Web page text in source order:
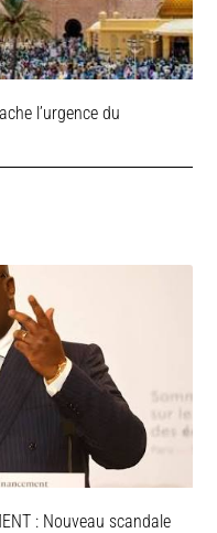
l’urgence du
: Nouveau scandale